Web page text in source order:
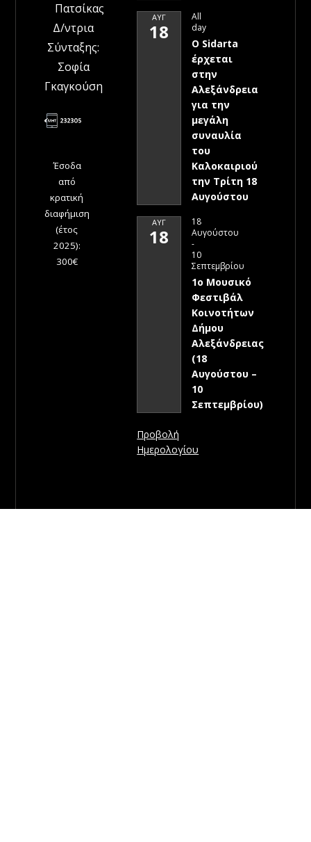
Πατσίκας
Δ/ντρια
Σύνταξης:
Σοφία
Γκαγκούση
Έσοδα
από
κρατική
διαφήμιση
(έτος
2025):
300€
ΑΥΓ
18
All
day
Ο Sidarta
έρχεται
στην
Αλεξάνδρεια
για την
μεγάλη
συναυλία
του
Καλοκαιριού
την Τρίτη 18
Αυγούστου
ΑΥΓ
18
18
Αυγούστου
-
10
Σεπτεμβρίου
1ο Μουσικό
Φεστιβάλ
Κοινοτήτων
Δήμου
Αλεξάνδρειας
(18
Αυγούστου –
10
Σεπτεμβρίου)